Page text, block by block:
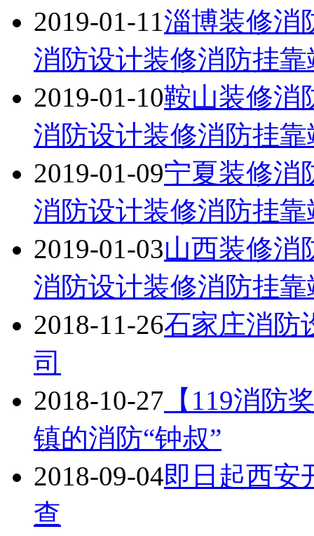
2019-01-11淄博装修消
消防设计装修消防挂靠
2019-01-10鞍山装修消
消防设计装修消防挂靠
2019-01-09宁夏装修消
消防设计装修消防挂靠
2019-01-03山西装修消
消防设计装修消防挂靠
2018-11-26石家庄消防
司
2018-10-27 【119消防
镇的消防“钟叔”
2018-09-04即日起西安
查